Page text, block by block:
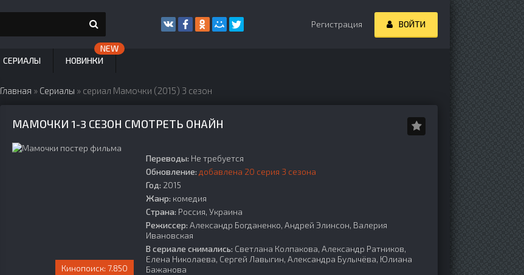
Регистрация ВОЙТИ
Главная » Сериалы » сериал Мамочки (2015) 3 сезон
МАМОЧКИ 1-3 СЕЗОН СМОТРЕТЬ ОНАЙН
7.850
Переводы: Не требуется
Обновление: добавлена 20 серия 3 сезона
Год: 2015
Жанр: комедия
Страна: Россия, Украина
Режиссер: Александр Богданенко, Андрей Элинсон, Валерия
Ивановская
В сериале снимались: Светлана Колпакова, Александр Ратников,
Елена Николаева, Сергей Лавыгин, Александра Булычёва, Юлиана
Бажанова
СЕРИАЛЫ НОВИНКИ